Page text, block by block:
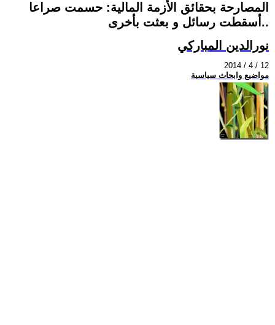
المصارحة بحقائق الأزمة المالية: حسمت صراعا
..أسقطت رسائل و بعثت بأخرى
نورالدين المباركي
2014 / 4 / 12
مواضيع وابحاث سياسية